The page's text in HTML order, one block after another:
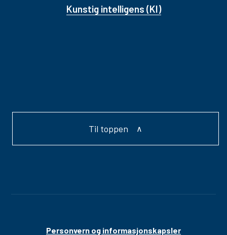
Kunstig intelligens (KI)
Til toppen
Personvern og informasjonskapsler